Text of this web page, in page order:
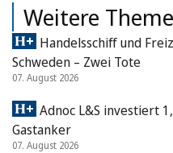
Weitere
Handelsschiff und
Schweden – Zwei Tote
07. August 2026
Adnoc L&S investiert
Gastanker
07. August 2026